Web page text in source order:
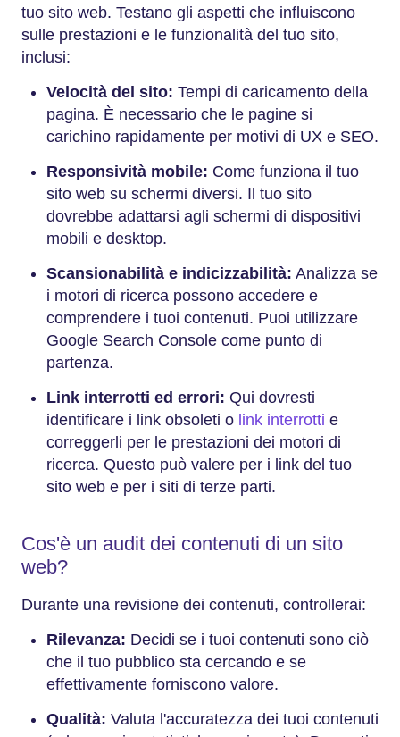
tuo sito web. Testano gli aspetti che influiscono
sulle prestazioni e le funzionalità del tuo sito,
inclusi:
Velocità del sito: Tempi di caricamento della
pagina. È necessario che le pagine si
carichino rapidamente per motivi di UX e SEO.
Responsività mobile: Come funziona il tuo
sito web su schermi diversi. Il tuo sito
dovrebbe adattarsi agli schermi di dispositivi
mobili e desktop.
Scansionabilità e indicizzabilità: Analizza se
i motori di ricerca possono accedere e
comprendere i tuoi contenuti. Puoi utilizzare
Google Search Console come punto di
partenza.
Link interrotti ed errori: Qui dovresti
identificare i link obsoleti o link interrotti e
correggerli per le prestazioni dei motori di
ricerca. Questo può valere per i link del tuo
sito web e per i siti di terze parti.
Cos'è un audit dei contenuti di un sito
web?
Durante una revisione dei contenuti, controllerai:
Rilevanza: Decidi se i tuoi contenuti sono ciò
che il tuo pubblico sta cercando e se
effettivamente forniscono valore.
Qualità: Valuta l'accuratezza dei tuoi contenuti